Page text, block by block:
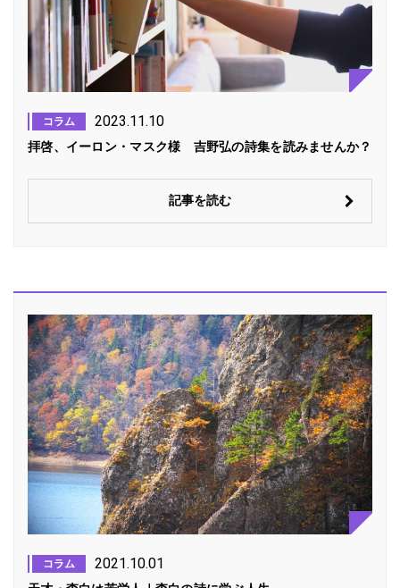
コラム 2023.11.10
拝啓、イーロン・マスク様 吉野弘の詩集を読みませんか？
記事を読む
コラム 2021.10.01